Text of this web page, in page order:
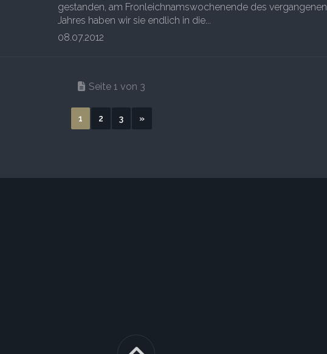
gestanden, am Fronleichnamswochenende des vergangenen
Jahres haben wir sie endlich in die...
08.07.2012
Seite 1 von 3
1 2 3 »